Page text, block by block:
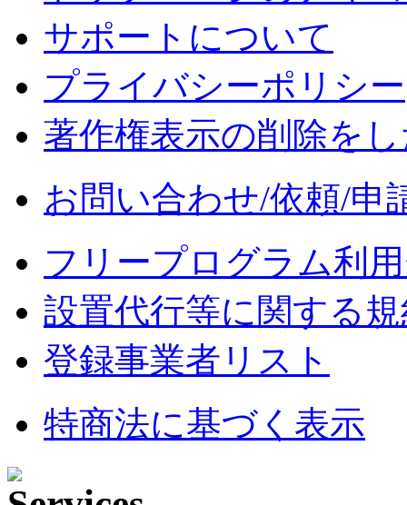
サポートについて
プライバシーポリシー
著作権表示の削除を
お問い合わせ/依頼/申
フリープログラム利
設置代行等に関する
登録事業者リスト
特商法に基づく表示